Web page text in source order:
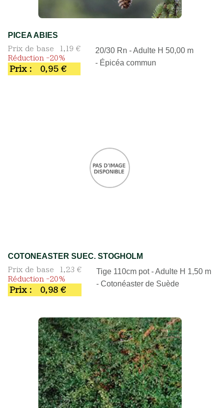
PICEA ABIES
Prix de base
1,19 €
Réduction -20%
Prix : 0,95 €
20/30 Rn - Adulte H 50,00 m
- Épicéa commun
COTONEASTER SUEC. STOGHOLM
Prix de base
1,23 €
Réduction -20%
Prix : 0,98 €
Tige 110cm pot - Adulte H 1,50 m
- Cotonéaster de Suède